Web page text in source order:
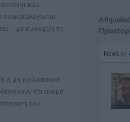
– με κυρίαρχη τη
ή μη-κοιλιοκακική
ότι ακόμα
του